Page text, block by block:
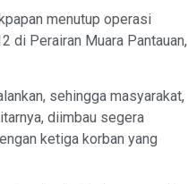
menutup operasi
di Perairan Muara Pantauan,
sehingga masyarakat,
diimbau segera
ketiga korban yang